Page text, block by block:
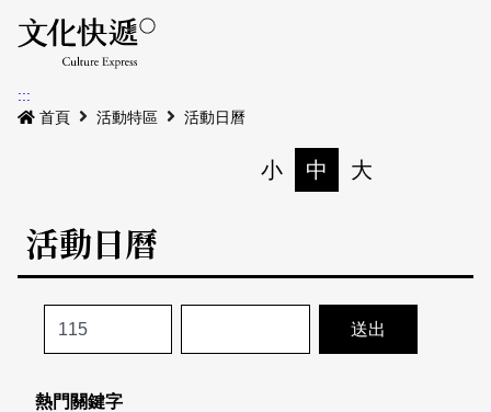
最新公告
本期專題
歷史專題
活動特區
活動列表
關於我們
:::
首頁
活動特區 活動日曆
小 中 大
活動日曆
熱門關鍵字